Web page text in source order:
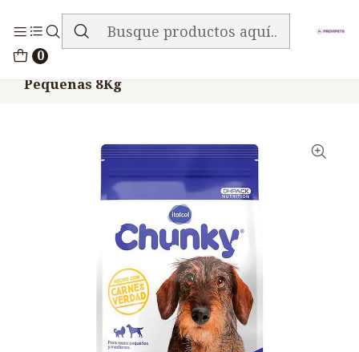
0
ENVIO GRATIS EN TODA LA TIENDA
Pequeñas 8Kg